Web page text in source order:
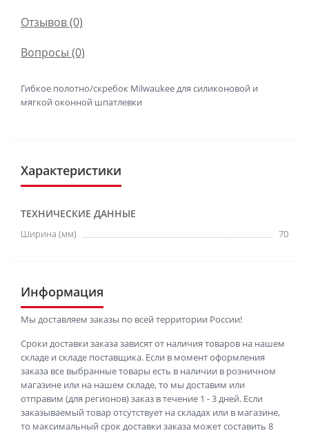
Отзывов (0)
Вопросы (0)
Гибкое полотно/скребок Milwaukee для силиконовой и
мягкой оконной шпатлевки
Характеристики
ТЕХНИЧЕСКИЕ ДАННЫЕ
Ширина (мм) 70
Информация
Мы доставляем заказы по всей территории России!
Сроки доставки заказа зависят от наличия товаров на нашем
складе и складе поставщика. Если в момент оформления
заказа все выбранные товары есть в наличии в розничном
магазине или на нашем складе, то мы доставим или
отправим (для регионов) заказ в течение 1 - 3 дней. Если
заказываемый товар отсутствует на складах или в магазине,
то максимальный срок доставки заказа может составить 8